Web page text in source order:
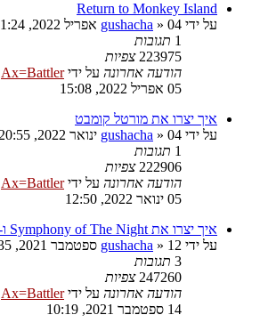
Return to Monkey Island
על ידי
gushacha » 04 אפריל 2022, 21:24
1 תגובות
223975 צפיות
הודעה אחרונה על ידיAx=Battler
05 אפריל 2022, 15:08
איך יצרו את מורטל קומבט
על ידי
gushacha » 04 ינואר 2022, 20:55
1 תגובות
222906 צפיות
הודעה אחרונה על ידיAx=Battler
05 ינואר 2022, 12:50
איך יצרו את Symphony of The Night ו- Dracula X
על ידי
gushacha » 12 ספטמבר 2021, 20:35
3 תגובות
247260 צפיות
הודעה אחרונה על ידיAx=Battler
14 ספטמבר 2021, 10:19